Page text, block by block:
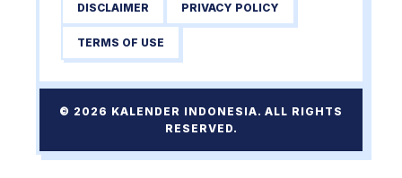
DISCLAIMER PRIVACY POLICY
TERMS OF USE
© 2026 KALENDER INDONESIA. ALL RIGHTS
RESERVED.